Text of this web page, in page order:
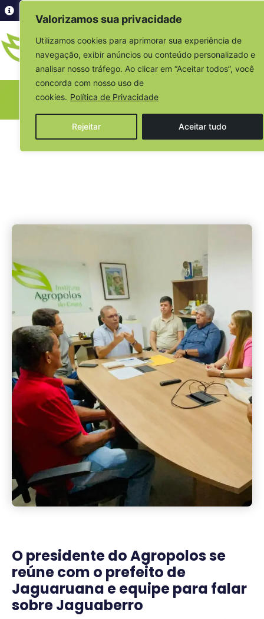
Valorizamos sua privacidade
Utilizamos cookies para aprimorar sua experiência de
navegação, exibir anúncios ou conteúdo personalizado e
analisar nosso tráfego. Ao clicar em “Aceitar todos”, você
concorda com nosso uso de
cookies. Política de Privacidade
Rejeitar Aceitar tudo
Sala de Imprensa
O presidente do Agropolos se
reúne com o prefeito de
Jaguaruana e equipe para falar
sobre Jaguaberro